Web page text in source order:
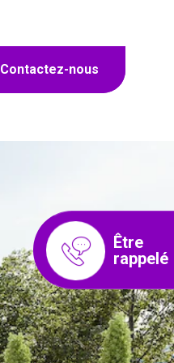
Contactez-nous
Être
rappelé